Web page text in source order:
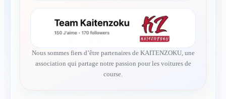
Nous sommes fiers d’être partenaires de KAITENZOKU, une
association qui partage notre passion pour les voitures de
course.